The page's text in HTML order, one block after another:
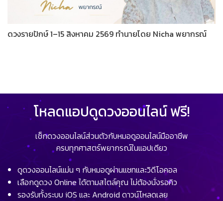
ดวงรายปักษ์ 1–15 สิงหาคม 2569 ทำนายโดย Nicha พยากรณ์
โหลดแอปดูดวงออนไลน์ ฟรี!
เช็กดวงออนไลน์ส่วนตัวกับหมอดูออนไลน์มืออาชีพ
ครบทุกศาสตร์พยากรณ์ในแอปเดียว
ดูดวงออนไลน์แม่น ๆ กับหมอดูผ่านแชทและวิดีโอคอล
เลือกดูดวง Online ได้ตามสไตล์คุณ ไม่ต้องนั่งรอคิว
รองรับทั้งระบบ iOS และ Android ดาวน์โหลดเลย